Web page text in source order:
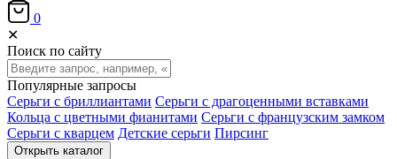
0
✕
Поиск по сайту
Популярные запросы
Серьги с бриллиантами Серьги с драгоценными вставками
Кольца с цветными фианитами Серьги с французским замком
Серьги с кварцем Детские серьги Пирсинг
Открыть каталог